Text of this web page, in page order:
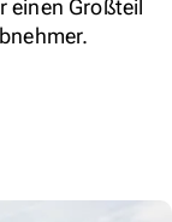
einen Großteil